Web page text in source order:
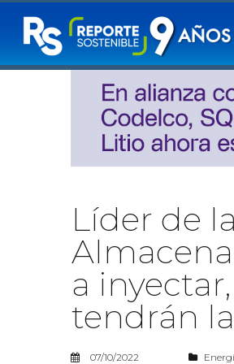
Líder de
a
tendrán
07/10/2022